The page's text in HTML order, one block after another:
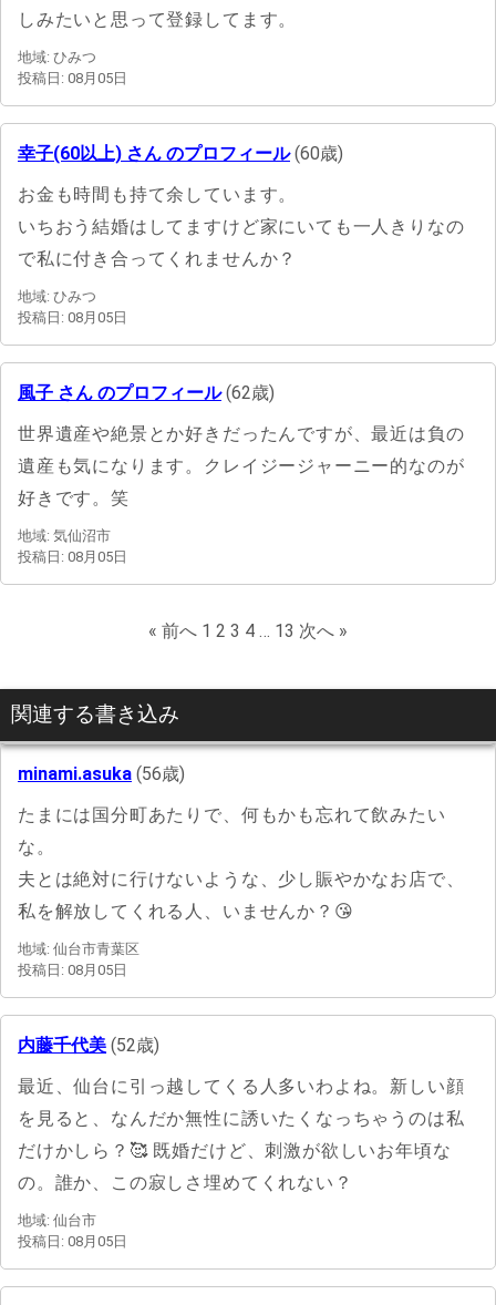
しみたいと思って登録してます。
地域: ひみつ
投稿日: 08月05日
幸子(60以上) さん のプロフィール(60歳)
お金も時間も持て余しています。
いちおう結婚はしてますけど家にいても一人きりなの
で私に付き合ってくれませんか？
地域: ひみつ
投稿日: 08月05日
風子 さん のプロフィール(62歳)
世界遺産や絶景とか好きだったんですが、最近は負の
遺産も気になります。クレイジージャーニー的なのが
好きです。笑
地域: 気仙沼市
投稿日: 08月05日
« 前へ 1 2 3 4 … 13 次へ »
関連する書き込み
minami.asuka (56歳)
たまには国分町あたりで、何もかも忘れて飲みたい
な。
夫とは絶対に行けないような、少し賑やかなお店で、
私を解放してくれる人、いませんか？😘
地域: 仙台市青葉区
投稿日: 08月05日
内藤千代美 (52歳)
最近、仙台に引っ越してくる人多いわよね。新しい顔
を見ると、なんだか無性に誘いたくなっちゃうのは私
だけかしら？🥰 既婚だけど、刺激が欲しいお年頃な
の。誰か、この寂しさ埋めてくれない？
地域: 仙台市
投稿日: 08月05日